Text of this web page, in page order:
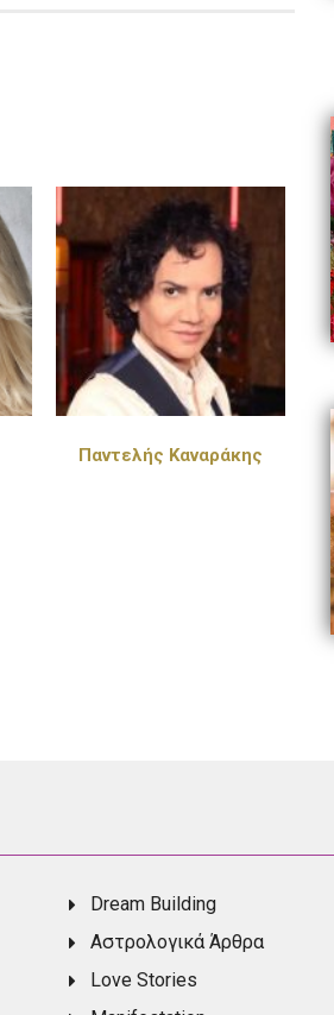
Πάνος Κιάμος
Dream Building
Αστρολογικά Άρθρα
Love Stories